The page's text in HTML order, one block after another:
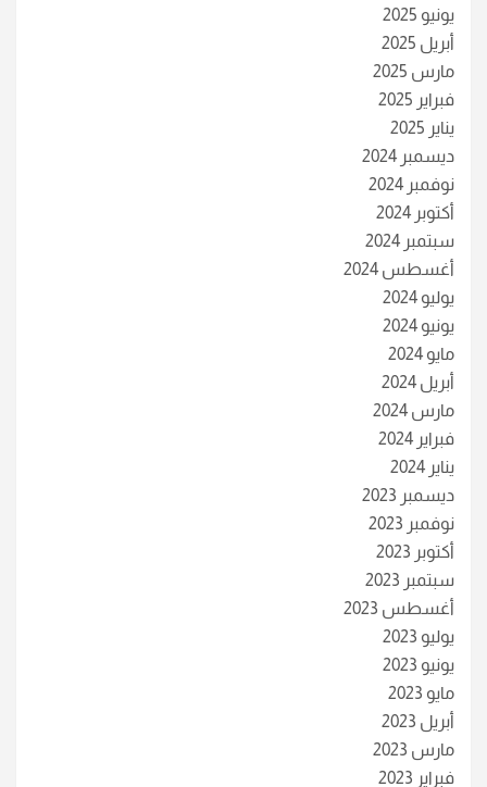
يونيو 2025
أبريل 2025
مارس 2025
فبراير 2025
يناير 2025
ديسمبر 2024
نوفمبر 2024
أكتوبر 2024
سبتمبر 2024
أغسطس 2024
يوليو 2024
يونيو 2024
مايو 2024
أبريل 2024
مارس 2024
فبراير 2024
يناير 2024
ديسمبر 2023
نوفمبر 2023
أكتوبر 2023
سبتمبر 2023
أغسطس 2023
يوليو 2023
يونيو 2023
مايو 2023
أبريل 2023
مارس 2023
فبراير 2023